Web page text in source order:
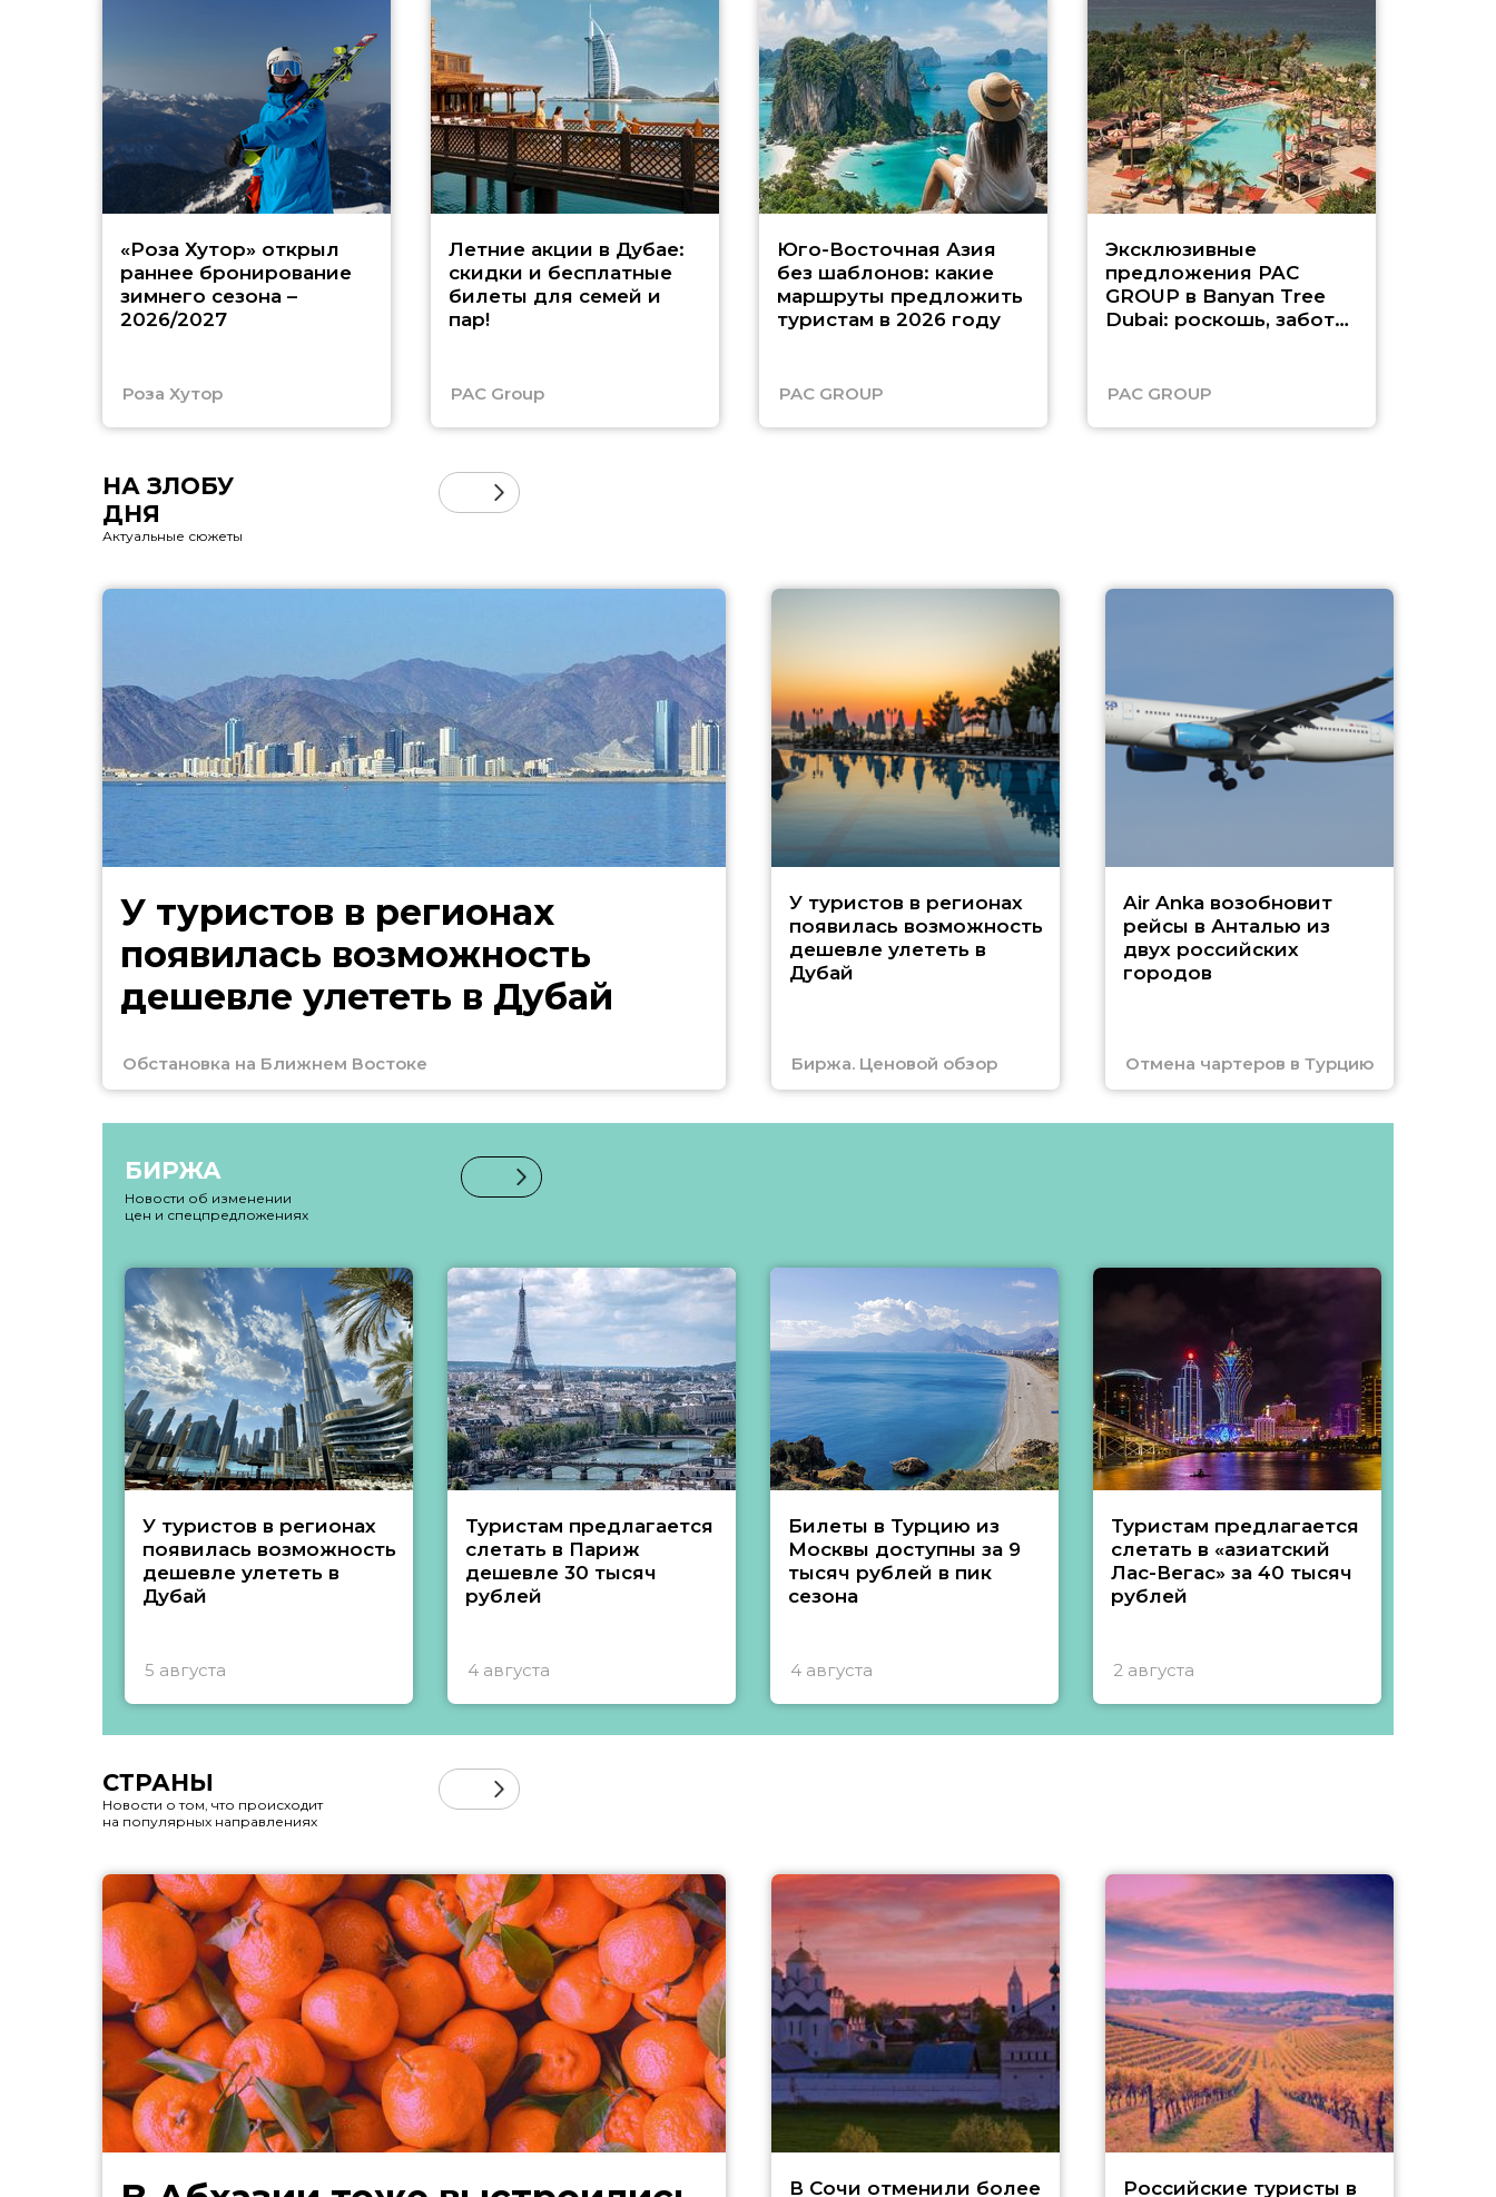
«Роза Хутор» открыл
раннее бронирование
зимнего сезона –
2026/2027
Роза Хутор
Летние акции в Дубае:
скидки и бесплатные
билеты для семей и
пар!
PAC Group
Юго-Восточная Азия
без шаблонов: какие
маршруты предложить
туристам в 2026 году
PAC GROUP
Эксклюзивные
предложения PAC
GROUP в Banyan Tree
Dubai: роскошь, забота
PAC GROUP
НА ЗЛОБУ
ДНЯ
Актуальные сюжеты
У туристов в регионах
появилась возможность
дешевле улететь в Дубай
Обстановка на Ближнем Востоке
У туристов в регионах
появилась возможность
дешевле улететь в
Дубай
Биржа. Ценовой обзор
Air Anka возобновит
рейсы в Анталью из
двух российских
городов
Отмена чартеров в Турцию
БИРЖА
Новости об изменении
цен и спецпредложениях
У туристов в регионах
появилась возможность
дешевле улететь в
Дубай
5 августа
Туристам предлагается
слетать в Париж
дешевле 30 тысяч
рублей
4 августа
Билеты в Турцию из
Москвы доступны за 9
тысяч рублей в пик
сезона
4 августа
Туристам предлагается
слетать в «азиатский
Лас-Вегас» за 40 тысяч
рублей
2 августа
СТРАНЫ
Новости о том, что происходит
на популярных направлениях
В Сочи отменили более Российские туристы в